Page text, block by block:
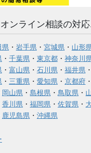
ンライン相談の対
県 ・ 岩手県 ・ 宮城県 ・ 山形
・ 千葉県 ・ 東京都 ・ 神奈川
・ 富山県 ・ 石川県 ・ 福井県 ・
・ 三重県 ・ 愛知県 ・ 京都府 ・
岡山県 ・ 島根県 ・ 鳥取県 ・
香川県 ・ 福岡県 ・ 佐賀県 ・
鹿児島県 ・ 沖縄県